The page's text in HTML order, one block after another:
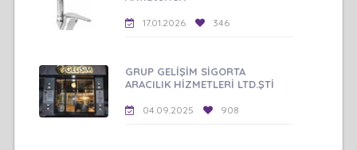
17.01.2026 346
GRUP GELİŞİM SİGORTA
ARACILIK HİZMETLERİ LTD.ŞTİ
04.09.2025 908